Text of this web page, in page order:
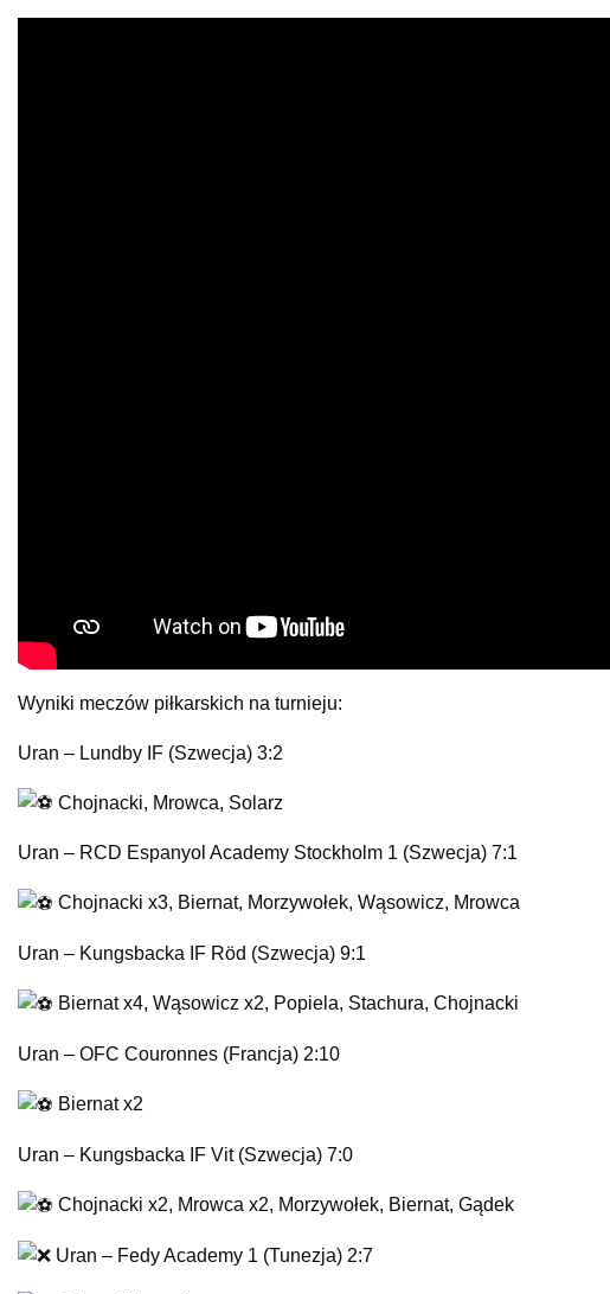
Wyniki meczów piłkarskich na turnieju:
Uran – Lundby IF (Szwecja) 3:2
Chojnacki, Mrowca, Solarz
Uran – RCD Espanyol Academy Stockholm 1 (Szwecja) 7:1
Chojnacki x3, Biernat, Morzywołek, Wąsowicz, Mrowca
Uran – Kungsbacka IF Röd (Szwecja) 9:1
Biernat x4, Wąsowicz x2, Popiela, Stachura, Chojnacki
Uran – OFC Couronnes (Francja) 2:10
Biernat x2
Uran – Kungsbacka IF Vit (Szwecja) 7:0
Chojnacki x2, Mrowca x2, Morzywołek, Biernat, Gądek
Uran – Fedy Academy 1 (Tunezja) 2:7